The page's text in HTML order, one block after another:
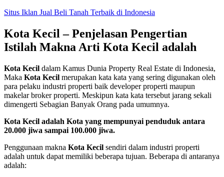
Skip
content
Situs Iklan Jual Beli Tanah Terbaik di Indonesia
Kota Kecil – Penjelasan Pengertian
Istilah Makna Arti Kota Kecil adalah
Kota Kecil dalam Kamus Dunia Property Real Estate di Indonesia,
Maka Kota Kecil merupakan kata kata yang sering digunakan oleh
para pelaku industri properti baik developer properti maupun
makelar broker properti. Meskipun kata kata tersebut jarang sekali
dimengerti Sebagian Banyak Orang pada umumnya.
Kota Kecil adalah Kota yang mempunyai penduduk antara
20.000 jiwa sampai 100.000 jiwa.
Penggunaan makna Kota Kecil sendiri dalam industri properti
adalah untuk dapat memiliki beberapa tujuan. Beberapa di antaranya
adalah: